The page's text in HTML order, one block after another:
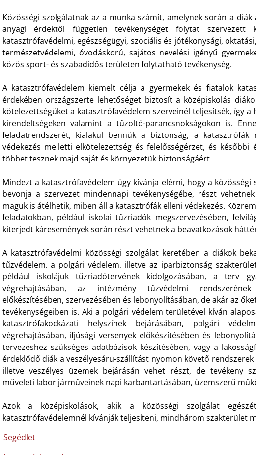
Közösségi szolgálatnak az a munka számít, amelynek során a
anyagi érdektől független tevékenységet folytat
katasztrófavédelmi, egészségügyi, szociális és jótékonysági,
természetvédelemi, óvodáskorú, sajátos nevelési igényű
közös sport- és szabadidős területen folytatható tevékenység.
A katasztrófavédelem kiemelt célja a gyermekek és fiatalok
érdekében országszerte lehetőséget biztosít a középiskolás
kötelezettségüket a katasztrófavédelem szerveinél teljesítsék, így a
kirendeltségeken valamint a tűzoltó-parancsnokságokon is.
feladatrendszerét, kialakul bennük a biztonság, a katasztrófák
védekezés melletti elkötelezettség és felelősségérzet, és későbbi
többet tesznek majd saját és környezetük biztonságáért.
Mindezt a katasztrófavédelem úgy kívánja elérni, hogy a
bevonja a szervezet mindennapi tevékenységébe, részt
maguk is átélhetik, miben áll a katasztrófák elleni védekezés.
feladatokban, például iskolai tűzriadók megszervezésében,
kiterjedt káresemények során részt vehetnek a beavatkozások
A katasztrófavédelmi közösségi szolgálat keretében a diákok
tűzvédelem, a polgári védelem, illetve az iparbiztonság
például iskolájuk tűzriadótervének kidolgozásában, a terv
végrehajtásában, az intézmény tűzvédelmi rendszerének
előkészítésében, szervezésében és lebonyolításában, de akár az
tevékenységeiben is. Aki a polgári védelem területével kíván
katasztrófakockázati helyszínek bejárásában, polgári
végrehajtásában, ifjúsági versenyek előkészítésében és
tervezéshez szükséges adatbázisok készítésében, vagy a
érdeklődő diák a veszélyesáru-szállítást nyomon követő
illetve veszélyes üzemek bejárásán vehet részt, de tevékeny
műveleti labor járműveinek napi karbantartásában, üzemszerű
Azok a középiskolások, akik a közösségi szolgálat
katasztrófavédelemnél kívánják teljesíteni, mindhárom szakterület
Segédlet